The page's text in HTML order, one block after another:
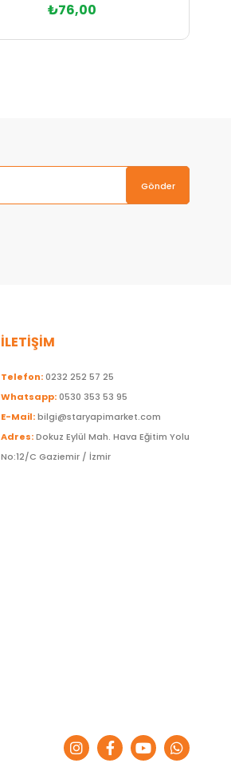
₺76,00
Gönder
İLETİŞİM
Telefon:0232 252 57 25
Whatsapp:0530 353 53 95
E-Mail:bilgi@staryapimarket.com
Adres:Dokuz Eylül Mah. Hava Eğitim Yolu
No:12/C Gaziemir / İzmir